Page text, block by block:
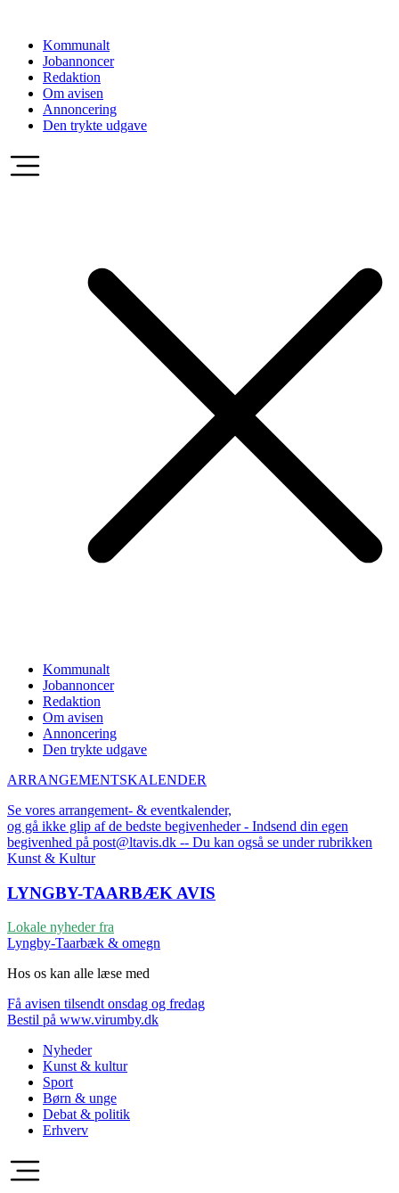
indholdKommunalt
Jobannoncer
Redaktion
Om avisen
Annoncering
Den trykte udgave
Kommunalt
Jobannoncer
Redaktion
Om avisen
Annoncering
Den trykte udgave
ARRANGEMENTSKALENDER
Se vores arrangement- & eventkalender,
og gå ikke glip af de bedste begivenheder - Indsend din egen
begivenhed på post@ltavis.dk -- Du kan også se under rubrikken
Kunst & Kultur
LYNGBY-TAARBÆK AVIS
Lokale nyheder fra
Lyngby-Taarbæk & omegn
Hos os kan alle læse med
Få avisen tilsendt onsdag og fredag
Bestil på www.virumby.dk
Nyheder
Kunst & kultur
Sport
Børn & unge
Debat & politik
Erhverv